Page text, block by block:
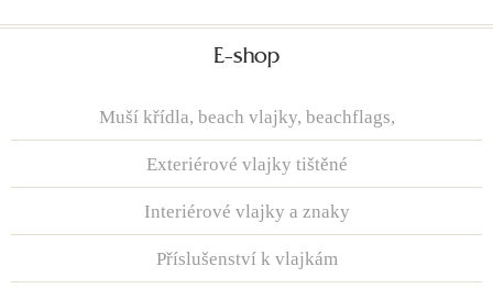
E-shop
Muší křídla, beach vlajky, beachflags,
Exteriérové vlajky tištěné
Interiérové vlajky a znaky
Příslušenství k vlajkám